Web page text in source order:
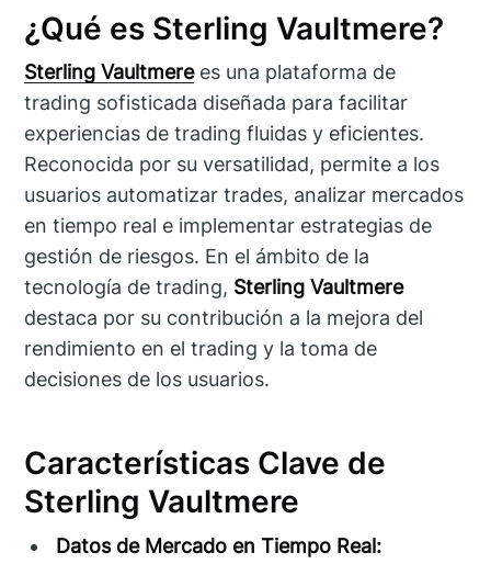
¿Qué es Sterling Vaultmere?
Sterling Vaultmerees una plataforma de
trading sofisticada diseñada para facilitar
experiencias de trading fluidas y eficientes.
Reconocida por su versatilidad, permite a los
usuarios automatizar trades, analizar mercados
en tiempo real e implementar estrategias de
gestión de riesgos. En el ámbito de la
tecnología de trading, Sterling Vaultmere
destaca por su contribución a la mejora del
rendimiento en el trading y la toma de
decisiones de los usuarios.
Características Clave de
Sterling Vaultmere
Datos de Mercado en Tiempo Real: